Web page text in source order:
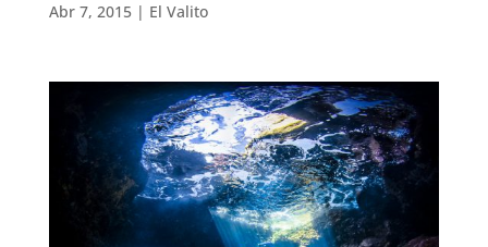
Abr 7, 2015| El Valito